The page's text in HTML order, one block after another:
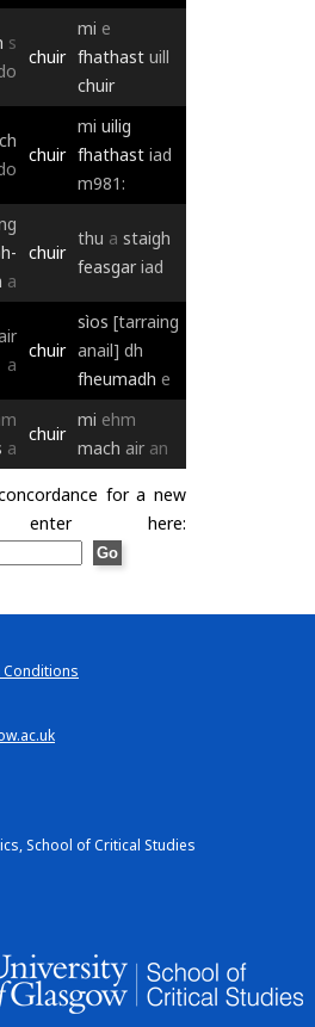
s
chuir
mi e
fhathast uill
chuir
chuir
mi uilig
fhathast iad
m981:
a
chuir
thu a staigh
feasgar iad
a
chuir
sìos [tarraing
anail] dh
fheumadh e
a
chuir
mi ehm
mach air an
for a new
enter here:
Conditions
School of Critical Studies